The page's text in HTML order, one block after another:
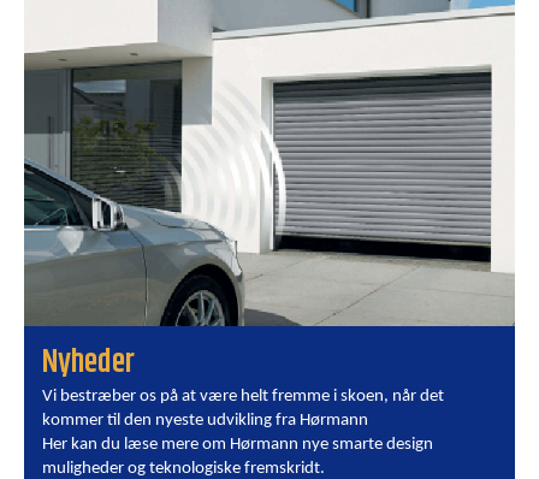
Nyheder
Vi bestræber os på at være helt fremme i skoen, når det
kommer til den nyeste udvikling fra Hørmann
Her kan du læse mere om Hørmann nye smarte design
muligheder og teknologiske fremskridt.